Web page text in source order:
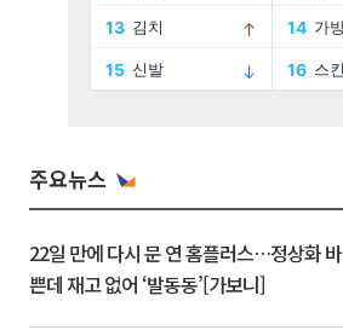
주요뉴스
22일 만에 다시 문 연 홈플러스…정상화 바
쁜데 재고 없어 ‘발동동’[가보니]